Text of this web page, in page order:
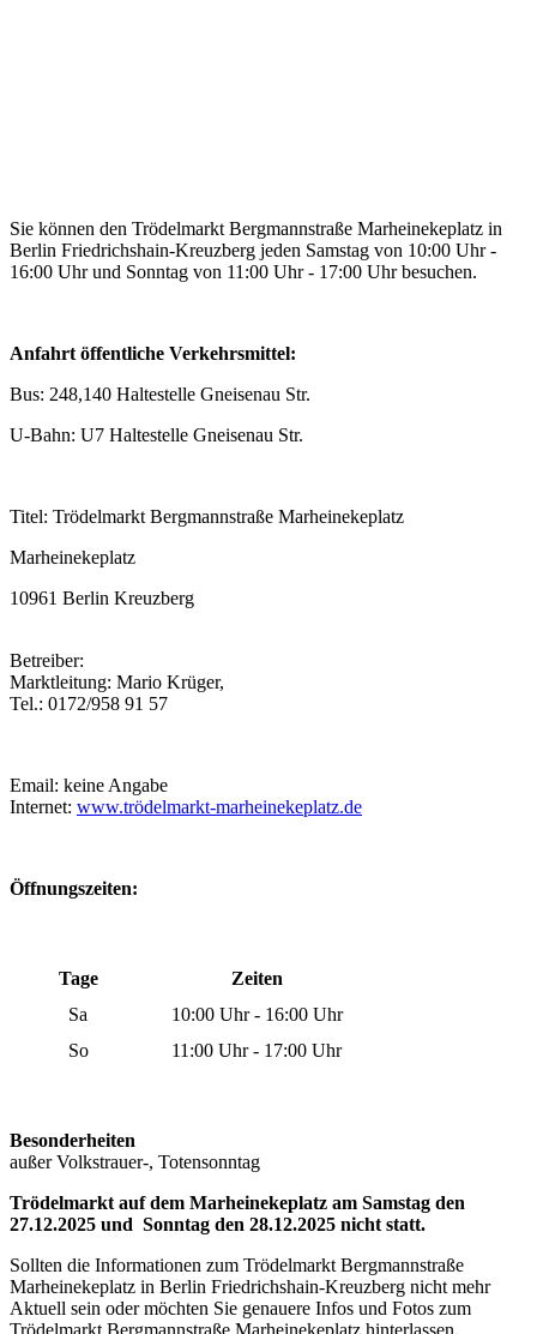
Sie können den Trödelmarkt Bergmannstraße Marheinekeplatz in
Berlin Friedrichshain-Kreuzberg jeden Samstag von 10:00 Uhr -
16:00 Uhr und Sonntag von 11:00 Uhr - 17:00 Uhr besuchen.
Anfahrt öffentliche Verkehrsmittel:
Bus: 248,140 Haltestelle Gneisenau Str.
U-Bahn: U7 Haltestelle Gneisenau Str.
Titel: Trödelmarkt Bergmannstraße Marheinekeplatz
Marheinekeplatz
10961 Berlin Kreuzberg
Betreiber:
Marktleitung: Mario Krüger,
Tel.: 0172/958 91 57
Email: keine Angabe
Internet: www.trödelmarkt-marheinekeplatz.de
Öffnungszeiten:
Tage
Zeiten
Sa
10:00 Uhr - 16:00 Uhr
So
11:00 Uhr - 17:00 Uhr
Besonderheiten
außer Volkstrauer-, Totensonntag
Trödelmarkt auf dem Marheinekeplatz am Samstag den
27.12.2025 und Sonntag den 28.12.2025 nicht statt.
Sollten die Informationen zum Trödelmarkt Bergmannstraße
Marheinekeplatz in Berlin Friedrichshain-Kreuzberg nicht mehr
Aktuell sein oder möchten Sie genauere Infos und Fotos zum
Trödelmarkt Bergmannstraße Marheinekeplatz hinterlassen,